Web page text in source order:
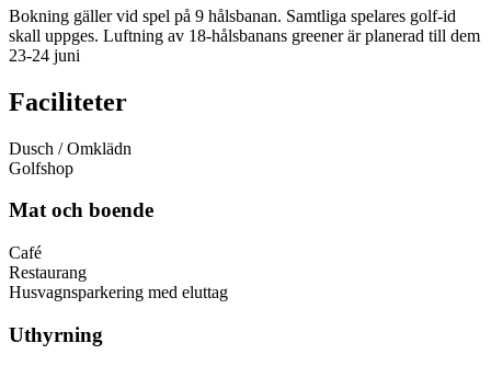
Bokning gäller vid spel på 9 hålsbanan. Samtliga spelares golf-id
skall uppges. Luftning av 18-hålsbanans greener är planerad till dem
23-24 juni
Faciliteter
Dusch / Omklädn
Golfshop
Mat och boende
Café
Restaurang
Husvagnsparkering med eluttag
Uthyrning